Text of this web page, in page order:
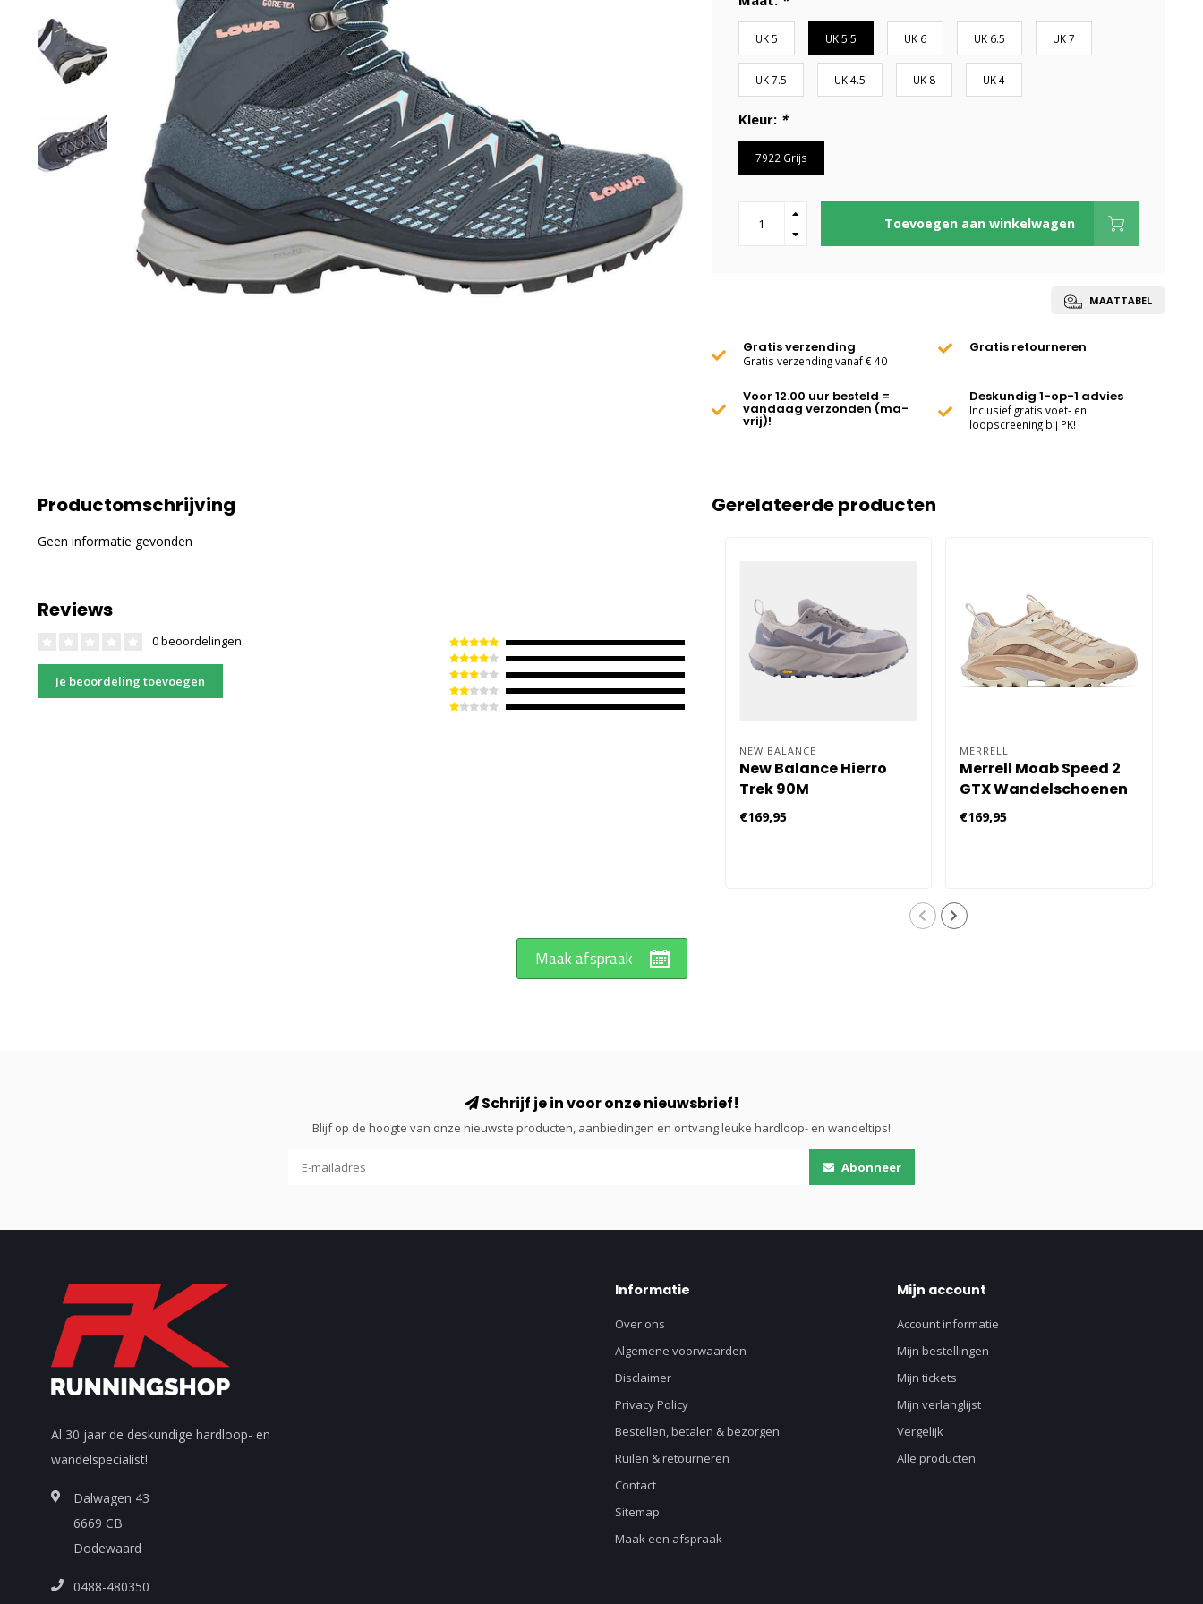
UK 5 UK 5.5 UK 6 UK 6.5 UK 7
UK 7.5 UK 4.5 UK 8 UK 4
Kleur: *
7922 Grijs
Toevoegen aan winkelwagen
MAATTABEL
Gratis verzending
Gratis verzending vanaf € 40
Gratis retourneren
Voor 12.00 uur besteld =
vandaag verzonden (ma-
vrij)!
Deskundig 1-op-1 advies
Inclusief gratis voet- en
loopscreening bij PK!
Productomschrijving
Geen informatie gevonden
Reviews
0 beoordelingen
Je beoordeling toevoegen
Gerelateerde producten
NEW BALANCE
New Balance Hierro
Trek 90M
Wandelschoenen
Dames - Grijs
€169,95
MERRELL
Merrell Moab Speed 2
GTX Wandelschoenen
Dames - Beige
€169,95
Maak afspraak
Schrijf je in voor onze nieuwsbrief!
Blijf op de hoogte van onze nieuwste producten, aanbiedingen en ontvang leuke hardloop- en wandeltips!
Abonneer
Al 30 jaar de deskundige hardloop- en
wandelspecialist!
Dalwagen 43
6669 CB
Dodewaard
0488-480350
Informatie
Over ons
Algemene voorwaarden
Disclaimer
Privacy Policy
Bestellen, betalen & bezorgen
Ruilen & retourneren
Contact
Sitemap
Maak een afspraak
Mijn account
Account informatie
Mijn bestellingen
Mijn tickets
Mijn verlanglijst
Vergelijk
Alle producten